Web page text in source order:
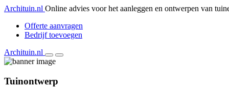
Archituin.nl Online advies voor het aanleggen en ontwerpen van
Offerte aanvragen
Bedrijf toevoegen
Archituin.nl
Tuinontwerp